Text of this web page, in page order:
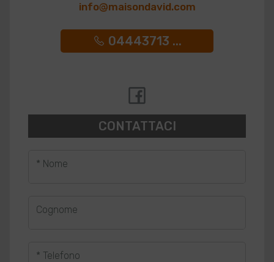
info@maisondavid.com
04443713 ...
CONTATTACI
* Nome
Cognome
* Telefono